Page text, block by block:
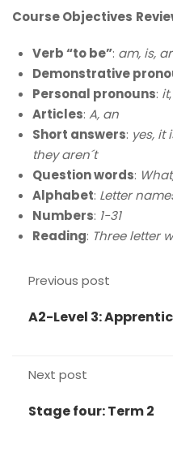
Course Objectives
Verb “to be”: am, is,
Demonstrative
Personal pronouns: it,
Articles: A, an
Short answers: yes, it
they aren´t
Question words:
Alphabet: Letter
Numbers: 1-31
Reading: Three letter
Previous post
A2-Level 3:
Next post
Stage four: Term 2